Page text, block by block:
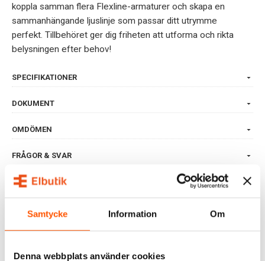
Samtycke Information Om
Denna webbplats använder cookies
koppla samman flera Flexline-armaturer och skapa en
sammanhängande ljuslinje som passar ditt utrymme
perfekt. Tillbehöret ger dig friheten att utforma och rikta
belysningen efter behov!
SPECIFIKATIONER
DOKUMENT
OMDÖMEN
FRÅGOR & SVAR
RELATERADE PRODUKTER